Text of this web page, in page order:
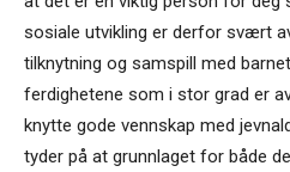
sosiale utvikling er derfor svært
tilknytning og samspill med
ferdighetene som i stor grad er
knytte gode vennskap med
tyder på at grunnlaget for både